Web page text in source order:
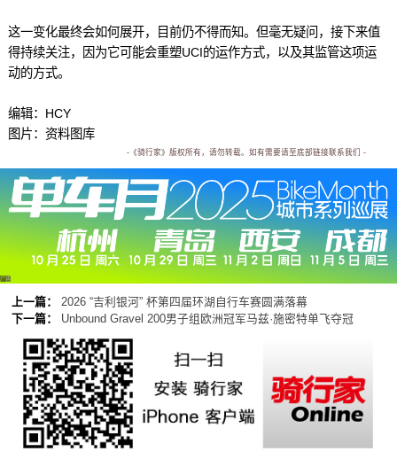
这一变化最终会如何展开，目前仍不得而知。但毫无疑问，接下来值
得持续关注，因为它可能会重塑UCI的运作方式，以及其监管这项运
动的方式。
编辑：HCY
图片：资料图库
-《骑行家》版权所有，请勿转载。如有需要请至底部链接联系我们 -
广告
上一篇：
2026 “吉利银河” 杯第四届环湖自行车赛圆满落幕
下一篇：
Unbound Gravel 200男子组欧洲冠军马兹·施密特单飞夺冠